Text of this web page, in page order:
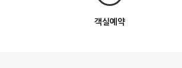
객실예약